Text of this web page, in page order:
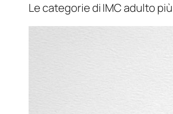
Le categorie di IMC adulto